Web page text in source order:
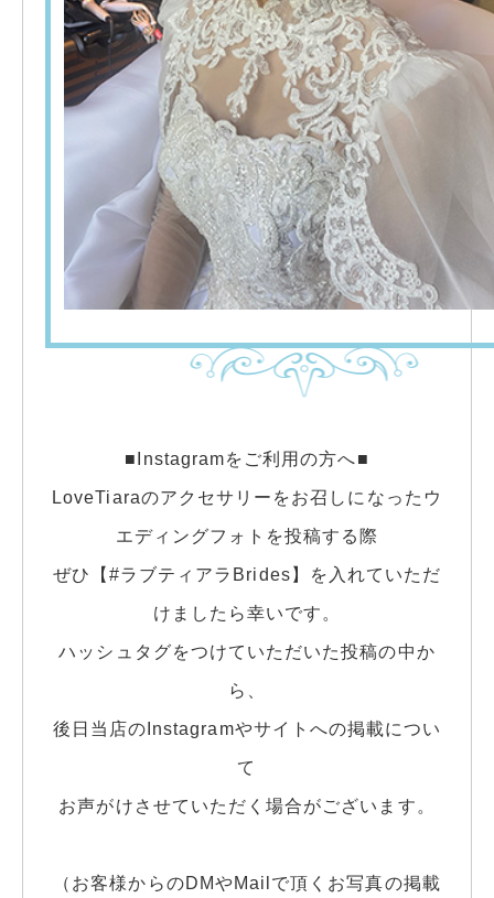
■Instagramをご利用の方へ■
LoveTiaraのアクセサリーをお召しになったウ
エディングフォトを投稿する際
ぜひ【#ラブティアラBrides】を入れていただ
けましたら幸いです。
ハッシュタグをつけていただいた投稿の中か
ら、
後日当店のInstagramやサイトへの掲載につい
て
お声がけさせていただく場合がございます。
（お客様からのDMやMailで頂くお写真の掲載